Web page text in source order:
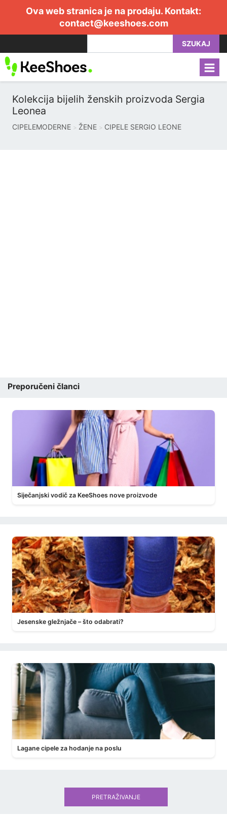
Ova web stranica je na prodaju. Kontakt:
contact@keeshoes.com
SZUKAJ
Kolekcija bijelih ženskih proizvoda Sergia
Leonea
CIPELEMODERNE ŽENE CIPELE SERGIO LEONE
Preporučeni članci
Siječanjski vodič za KeeShoes nove proizvode
Jesenske gležnjače – što odabrati?
Lagane cipele za hodanje na poslu
PRETRAŽIVANJE